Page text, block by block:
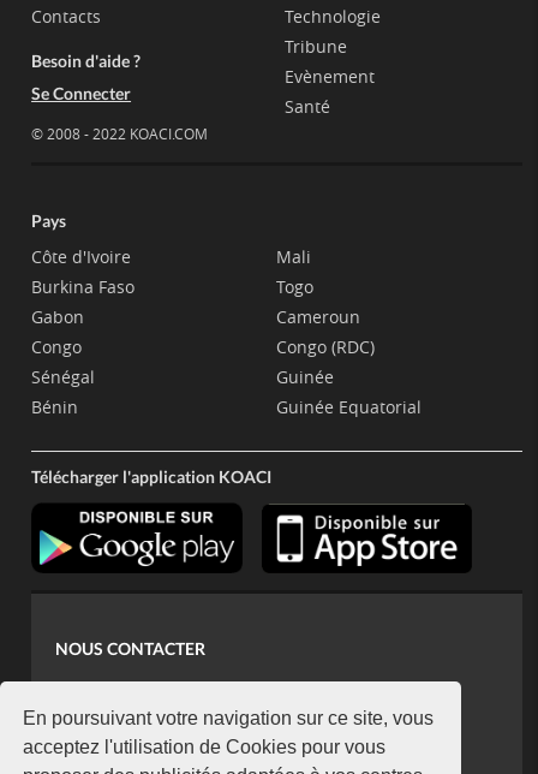
En poursuivant votre navigation sur ce site, vous
acceptez l'utilisation de Cookies pour vous
Contacts
Besoin d'aide ?
Se Connecter
© 2008 - 2022 KOACI.COM
Technologie
Tribune
Evènement
Santé
Pays
Côte d'Ivoire
Burkina Faso
Gabon
Congo
Sénégal
Bénin
Mali
Togo
Cameroun
Congo (RDC)
Guinée
Guinée Equatorial
Télécharger l'application KOACI
NOUS CONTACTER
koaci@yahoo.fr
+225 07 08 85 52 93